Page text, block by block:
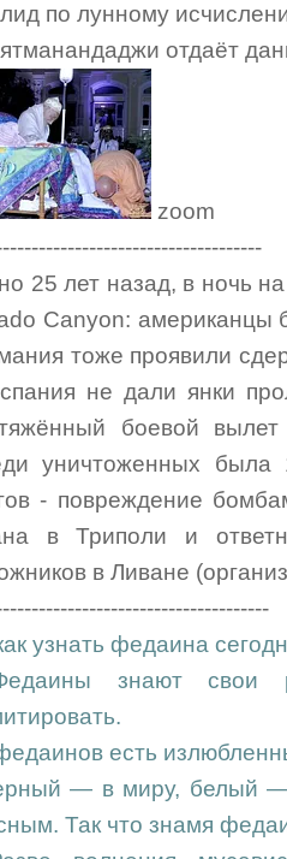
по лунному
отдаёт
zoom
25 лет назад, в ночь
Canyon: американцы
тоже проявили
не дали янки
боевой
уничтоженных была
- повреждение
в Триполи и
в Ливане
узнать федаина
знают свои
есть
— в миру, белый —
Так что знамя